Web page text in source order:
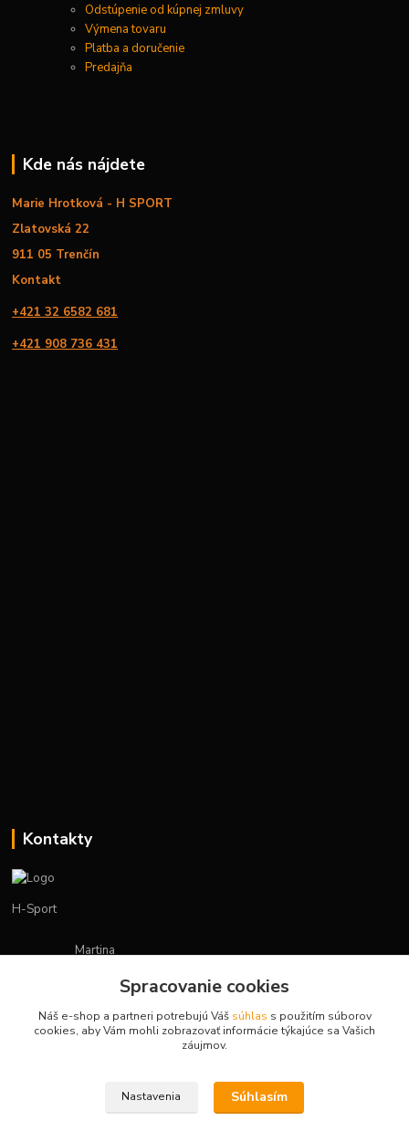
Odstúpenie od kúpnej zmluvy
Výmena tovaru
Platba a doručenie
Predajňa
Kde nás nájdete
Marie Hrotková - H SPORT
Zlatovská 22
911 05 Trenčín
Kontakt
+421 32 6582 681
+421 908 736 431
Kontakty
H-Sport
Martina
(Po-Pia, 7-15 hod.)
obchod.hsport@gmail.com
Spracovanie cookies
Náš e-shop a partneri potrebujú Váš súhlas s použitím súborov
cookies, aby Vám mohli zobrazovať informácie týkajúce sa Vašich
záujmov.
Nastavenia Súhlasím